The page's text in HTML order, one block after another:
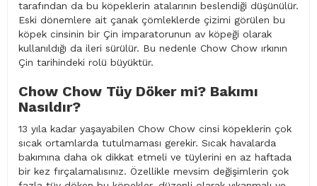
tarafından da bu köpeklerin atalarının beslendiği düşünülür.
Eski dönemlere ait çanak çömleklerde çizimi görülen bu
köpek cinsinin bir Çin imparatorunun av köpeği olarak
kullanıldığı da ileri sürülür. Bu nedenle Chow Chow ırkının
Çin tarihindeki rolü büyüktür.
Chow Chow Tüy Döker mi? Bakımı
Nasıldır?
13 yıla kadar yaşayabilen Chow Chow cinsi köpeklerin çok
sıcak ortamlarda tutulmaması gerekir. Sıcak havalarda
bakımına daha ok dikkat etmeli ve tüylerini en az haftada
bir kez fırçalamalısınız. Özellikle mevsim değişimlerin çok